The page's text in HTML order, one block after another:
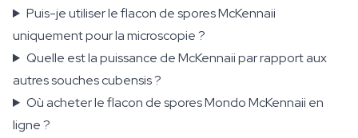
Puis-je utiliser le flacon de spores McKennaii
uniquement pour la microscopie ?
Quelle est la puissance de McKennaii par rapport aux
autres souches cubensis ?
Où acheter le flacon de spores Mondo McKennaii en
ligne ?